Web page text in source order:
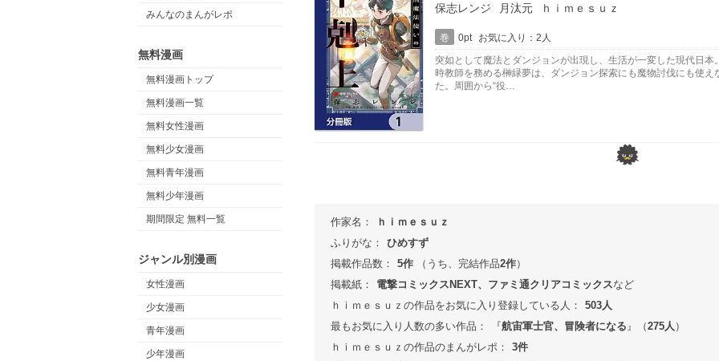
みんなのまんがレポ
無料漫画
無料漫画トップ
無料漫画一覧
無料女性漫画
無料少女漫画
無料青年漫画
無料少年漫画
期間限定 無料一覧
ジャンル別漫画
女性漫画
少女漫画
青年漫画
少年漫画
保志レンジ 月汰元 ｈｉｍｅｓｕｚ
巻 0pt
お気に入り：2人
突如として魔法とダンジョンが出現し、生活が一変した現代日
時教師を務める榊緑夢は、ダンジョン探索にも魔物討伐にも使
た。周囲から“役…
作家名：
ｈｉｍｅｓｕｚ
ふりがな：
ひめすず
掲載作品数：
5作 （うち、完結作品2作）
掲載紙：
電撃コミックスNEXT、ファミ通クリアコミックスなど
ｈｉｍｅｓｕｚの作品をお気に入り登録している人：
503人
最もお気に入り人数の多い作品：
『航宙軍士官、冒険者になる 』（275人 ）
ｈｉｍｅｓｕｚの作品のまんがレポ：
3件